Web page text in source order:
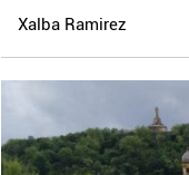
Xalba Ramirez